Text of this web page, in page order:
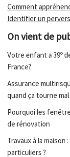
Comment
Identifier un
On vient de
Votre enfant a 39º
France?
Assurance
quand ça tourne
Pourquoi les
de rénovation
Travaux à la
particuliers ?